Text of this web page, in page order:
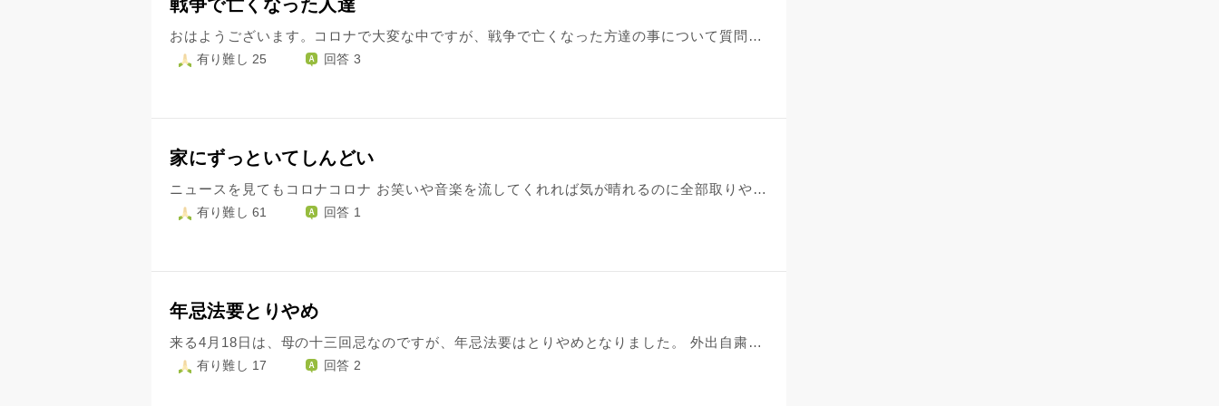
戦争で亡くなった人達
おはようございます。コロナで大変な中ですが、戦争で亡くなった方達の事について質問させてください。 休校中で子供と日本史の勉強をしています。第二次世界大戦についての動画を観ました。あまりにも想像を絶する内容で、改めて今まで私はきちんと戦争について考えてこなかった、と思いました。 私は元々感受性が強く、感情移入してしまう事がよくあります。実際に悲惨な戦争の歴史を見ていたら、戦争で犠牲になった人達を思って、とても苦しくなってしまいました。コロナという大変な事態ではありますが、今こうして慎ましくも幸せに生きている事が、申し訳ないような気持ちにもなります…。考えすぎて辛いです。 戦争で犠牲になった人達の魂は、仏様に救われて今は安らかでいると思っても良いでしょうか？
有り難し 25 回答 3
家にずっといてしんどい
ニュースを見てもコロナコロナ お笑いや音楽を流してくれれば気が晴れるのに全部取りやめ 気が滅入って息苦しく夜眠れなくなってきました 東京で一人暮らしで実家に帰省することもできません 心は自由だって言われますが、そう言われましても・・・ うつしちゃいけないし、早くこの騒動が終わるように家にいます。 でも、ランニングはそこそこやってます。それでもしんどいです。 どうすれば心が軽くなりますか？
有り難し 61 回答 1
年忌法要とりやめ
来る4月18日は、母の十三回忌なのですが、年忌法要はとりやめとなりました。 外出自粛要請が出されている折でもあり、今年の母の命日の墓参りは、控えようかと考えています。(墓参りに行くのに、片道約２時間かかります) 7月7日の父の三回忌までに、状況が好転してくれることを、祈っていますが…。そうならなければ、父の年忌法要もとりやめです。 新型コロナウイルスの悪影響が、各方面に及んでいますね。私だけでなく、皆様も不安を感じているのでしょうが…。 仏壇と位牌は兄のところにありますが、遺影は私のところにあります。 遺影に向かって十念を唱えるだけでも、年忌供養の代わりになりますか？
有り難し 17 回答 2